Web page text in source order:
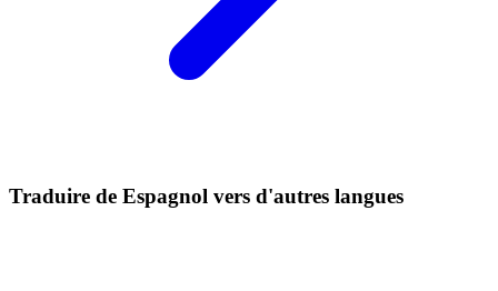
Traduire de Espagnol vers d'autres langues